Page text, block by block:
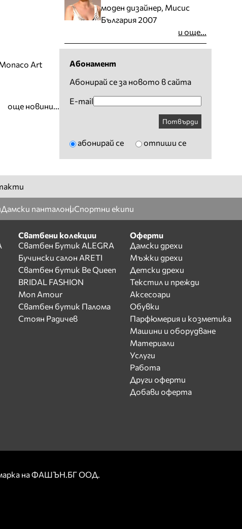
Art
още новини...
моден дизайнер, Мисис
България 2007
и още...
Абонамент
Абонирай се за новото в сайта
E-mail
Потвърди
абонирай се отпиши се
Дамски панталониСпортни екипи
Сватбени колекции
Сватбен Бутик ALEGRA
Бучински салон ARETI
Сватбен бутик Be Queen
BRIDAL FASHION
Mon Amour
Сватбен бутик Палома
Стоян Радичев
Оферти
Дамски дрехи
Мъжки дрехи
Детски дрехи
Текстил и прежди
Аксесоари
Обувки
Парфюмерия и козметика
Машини и оборудване
Материали
Услуги
Работа
Други оферти
Добави оферта
марка на ФАШЪН.БГ ООД.